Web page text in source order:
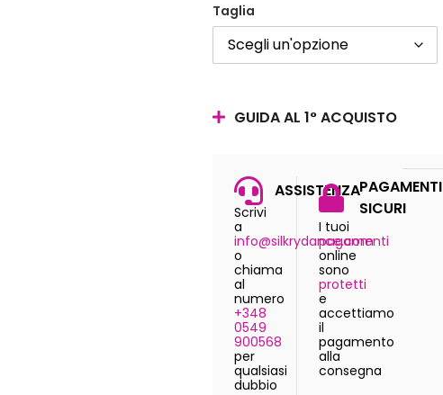
Taglia
GUIDA AL 1° ACQUISTO
ASSISTENZA
Scrivi
a
info@silkrydance.com
o
chiama
al
numero
+348
0549
900568
per
qualsiasi
dubbio
PAGAMENTI
SICURI
I tuoi
pagamenti
online
sono
protetti
e
accettiamo
il
pagamento
alla
consegna